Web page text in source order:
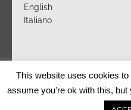
English
Italiano
azienda punti
This website uses cookies
assume you're ok with this, but